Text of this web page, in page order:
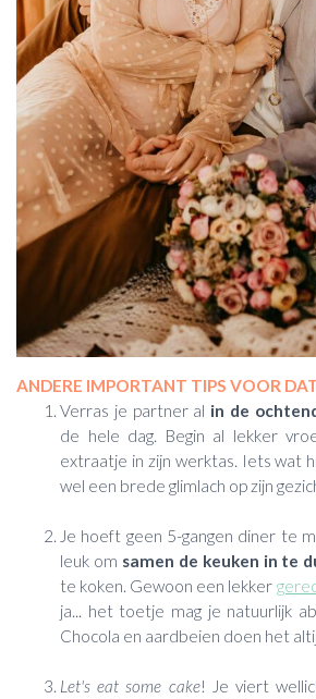
ANDERE IMPORTANT TIPS VOOR
Verras je partner al in de
de hele dag. Begin al lekker
extraatje in zijn werktas. Iets wat
wel een brede glimlach op zijn
Je hoeft geen 5-gangen diner te
leuk om samen de keuken in te
te koken. Gewoon een lekker
ja... het toetje mag je natuurlijk
Chocola en aardbeien doen het
Let's eat some cake! Je viert